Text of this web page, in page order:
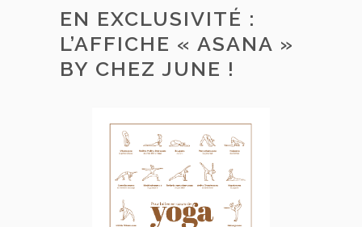
EN EXCLUSIVITÉ :
L’AFFICHE « ASANA »
BY CHEZ JUNE !